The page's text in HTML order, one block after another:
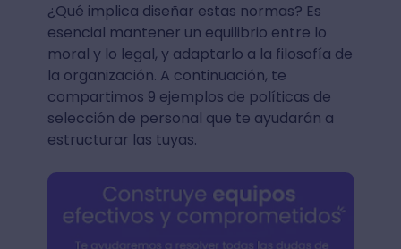
¿Qué implica diseñar estas normas? Es
esencial mantener un equilibrio entre lo
moral y lo legal, y adaptarlo a la filosofía de
la organización. A continuación, te
compartimos 9 ejemplos de políticas de
selección de personal que te ayudarán a
estructurar las tuyas.